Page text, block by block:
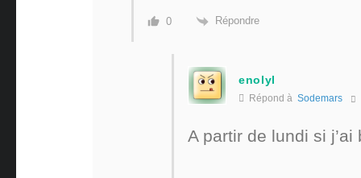
0 Répondre
enolyl
Répond à Sodemars
A partir de lundi si